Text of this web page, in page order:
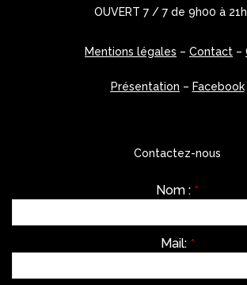
OUVERT 7 / 7 de 9h00 à
Mentions légales – Contact –
Présentation – Facebook
Contactez-nous
Nom : *
Mail: *